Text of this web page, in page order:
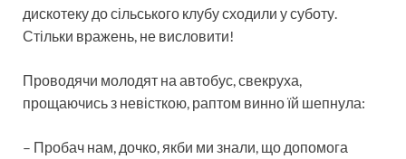
дискотеку до сільського клубу сходили у суботу.
Стільки вражень, не висловити!
Проводячи молодят на автобус, свекруха,
прощаючись з невісткою, раптом винно їй шепнула:
– Пробач нам, дочко, якби ми знали, що допомога